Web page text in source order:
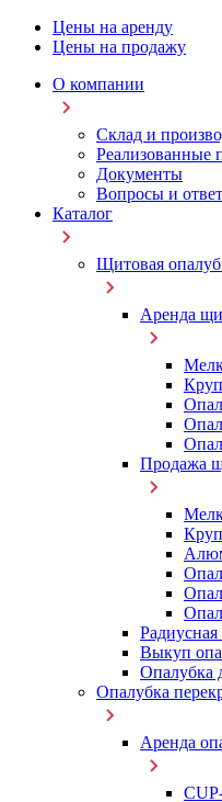
Цены на аренду
Цены на продажу
О компании
Склад и
Реализованные
Документы
Вопросы и
Каталог
Щитовая
Аренда
Продажа
Радиусная
Выкуп
Опалубка
Опалубка
Аренда